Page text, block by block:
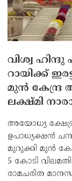
വിശ്വ
റായിക്ക്
മുന്‍ കേന്ദ്ര
ലക്ഷ്മി
അയോധ്യ
ഉപാധ്യക്ഷന്‍
മുറുക്കി മുന്‍
5 കോടി
രാമചരിത